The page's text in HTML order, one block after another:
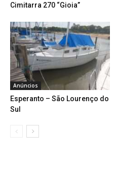
Cimitarra 270 “Gioia”
Anúncios
Esperanto – São Lourenço do
Sul